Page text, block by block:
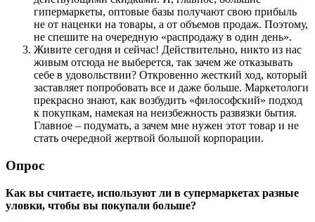
гипермаркеты, оптовые базы получают свою прибыль
не от наценки на товары, а от объемов продаж. Поэтому,
не спешите на очередную «распродажу в один день».
Живите сегодня и сейчас! Действительно, никто из нас
живым отсюда не выберется, так зачем же отказывать
себе в удовольствии? Откровенно жесткий ход, который
заставляет попробовать все и даже больше. Маркетологи
прекрасно знают, как возбудить «философский» подход
к покупкам, намекая на неизбежность развязки бытия.
Главное – подумать, а зачем мне нужен этот товар и не
стать очередной жертвой большой корпорации.
Опрос
Как вы считаете, используют ли в супермаркетах разные
уловки, чтобы вы покупали больше?